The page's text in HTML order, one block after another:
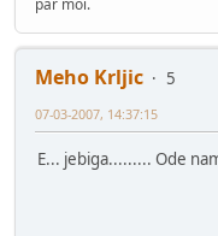
par moi.
Meho Krljic
5
07-03-2007, 14:37:15
E... jebiga......... Ode